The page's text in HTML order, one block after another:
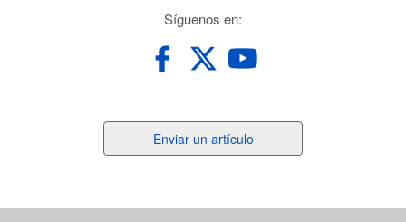
Síguenos en:
un
Enviar un artículo